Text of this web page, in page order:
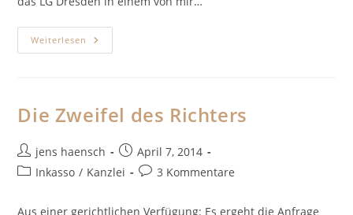
Weiterlesen Trusted-
Shops-
Die Zweifel des Richters
Beitrags-
Autor:
jens haensch
Beitrag
veröffentlicht:
April 7, 2014
Beitrags-
Inkasso / Kanzlei
Beitrags-
3 Kommentare
Aus einer gerichtlichen Verfügung: Es ergeht die Anfrage